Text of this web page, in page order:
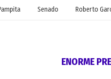
Senado Roberto
ENORME